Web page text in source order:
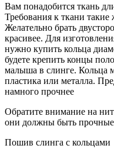
Вам понадобится ткань
Требования к ткани
Желательно брать
красивее. Для
нужно купить кольца
будете крепить концы
малыша в слинге. Кольца
пластика или металла.
намного прочнее
Обратите внимание на
они должны быть прочные
Пошив слинга с кольцами